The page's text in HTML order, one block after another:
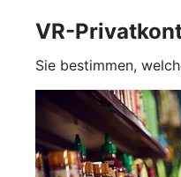
VR-
Sie bestimmen,